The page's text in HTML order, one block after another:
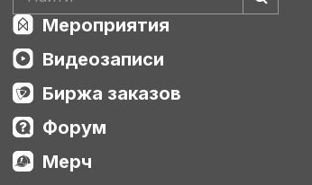
Мероприятия
Видеозаписи
Биржа заказов
Форум
Мерч